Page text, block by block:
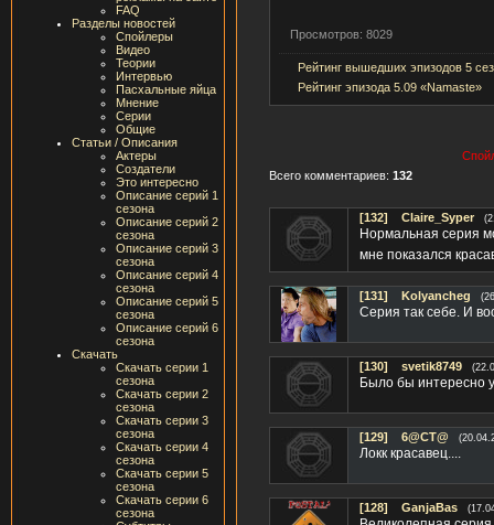
FAQ
Разделы новостей
Спойлеры
Видео
Теории
Интервью
Пасхальные яйца
Мнение
Серии
Общие
Статьи / Описания
Актеры
Создатели
Это интересно
Описание серий 1
сезона
Описание серий 2
сезона
Описание серий 3
сезона
Описание серий 4
сезона
Описание серий 5
сезона
Описание серий 6
сезона
Скачать
Скачать серии 1
сезона
Скачать серии 2
сезона
Скачать серии 3
сезона
Скачать серии 4
сезона
Скачать серии 5
сезона
Скачать серии 6
сезона
Просмотров: 8029
Рейтинг вышедших эпизодов 5
Рейтинг эпизода 5.09 «Namaste»
Всего комментариев: 132
[132] Claire_Syper
Нормальная серия
мне показался
[131] Kolyancheg
Серия так себе. И
[130] svetik8749
Было бы интересно
[129] 6@CT@
Локк красавец....
[128] GanjaBas